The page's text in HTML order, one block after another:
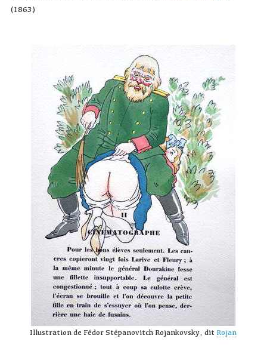
(1863)
Illustration de Fédor Stépanovitch Rojankovsky, dit Rojan